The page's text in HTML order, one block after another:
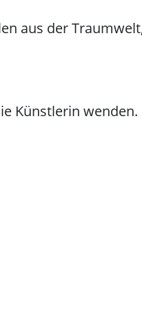
aus der
Künstlerin wenden.